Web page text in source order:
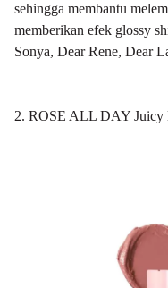
sehingga membantu
memberikan efek glossy
Sonya, Dear Rene, Dear
2. ROSE ALL DAY Juicy